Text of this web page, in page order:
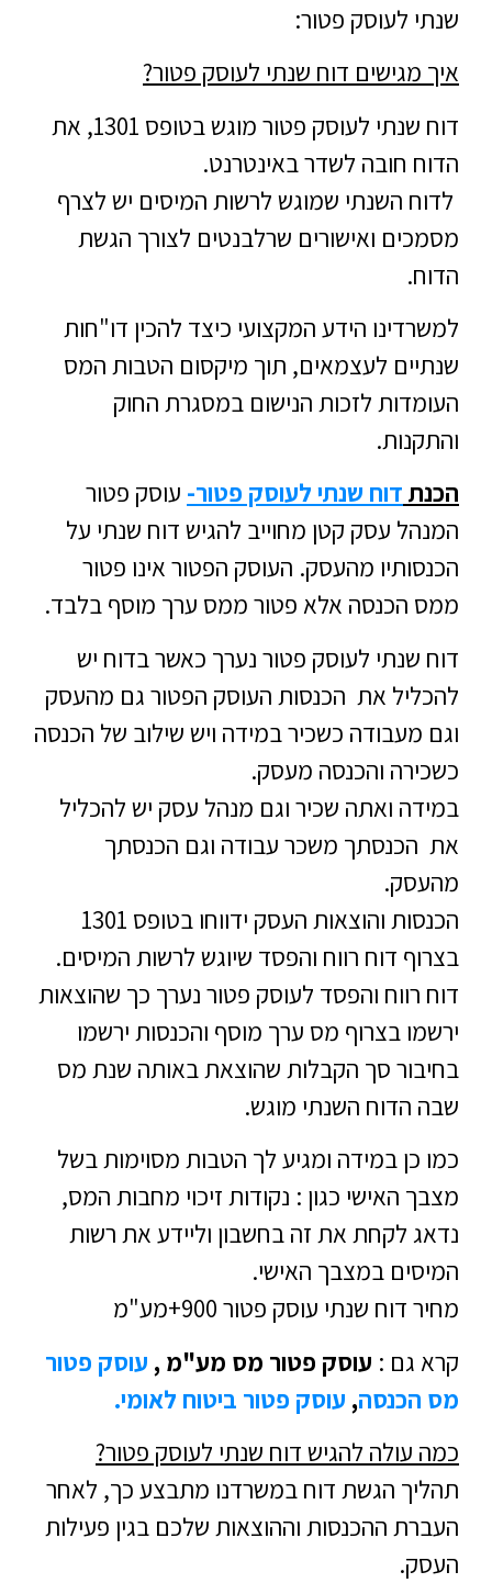
שנתי לעוסק פטור:
איך מגישים דוח שנתי לעוסק פטור?
דוח שנתי לעוסק פטור מוגש בטופס 1301, את
הדוח חובה לשדר באינטרנט.
לדוח השנתי שמוגש לרשות המיסים יש לצרף
מסמכים ואישורים שרלבנטים לצורך הגשת
הדוח.
למשרדינו הידע המקצועי כיצד להכין דו"חות
שנתיים לעצמאים, תוך מיקסום הטבות המס
העומדות לזכות הנישום במסגרת החוק
והתקנות.
הכנת דוח שנתי לעוסק פטור- עוסק פטור
המנהל עסק קטן מחוייב להגיש דוח שנתי על
הכנסותיו מהעסק. העוסק הפטור אינו פטור
ממס הכנסה אלא פטור ממס ערך מוסף בלבד.
דוח שנתי לעוסק פטור נערך כאשר בדוח יש
להכליל את הכנסות העוסק הפטור גם מהעסק
וגם מעבודה כשכיר במידה ויש שילוב של הכנסה
כשכירה והכנסה מעסק.
במידה ואתה שכיר וגם מנהל עסק יש להכליל
את הכנסתך משכר עבודה וגם הכנסתך
מהעסק.
הכנסות והוצאות העסק ידווחו בטופס 1301
בצרוף דוח רווח והפסד שיוגש לרשות המיסים.
דוח רווח והפסד לעוסק פטור נערך כך שהוצאות
ירשמו בצרוף מס ערך מוסף והכנסות ירשמו
בחיבור סך הקבלות שהוצאת באותה שנת מס
שבה הדוח השנתי מוגש.
כמו כן במידה ומגיע לך הטבות מסוימות בשל
מצבך האישי כגון : נקודות זיכוי מחבות המס,
נדאג לקחת את זה בחשבון וליידע את רשות
המיסים במצבך האישי.
מחיר דוח שנתי עוסק פטור 900+מע"מ
קרא גם : עוסק פטור מס מע"מ , עוסק פטור
מס הכנסה, עוסק פטור ביטוח לאומי.
כמה עולה להגיש דוח שנתי לעוסק פטור?
תהליך הגשת דוח במשרדנו מתבצע כך, לאחר
העברת ההכנסות וההוצאות שלכם בגין פעילות
העסק.